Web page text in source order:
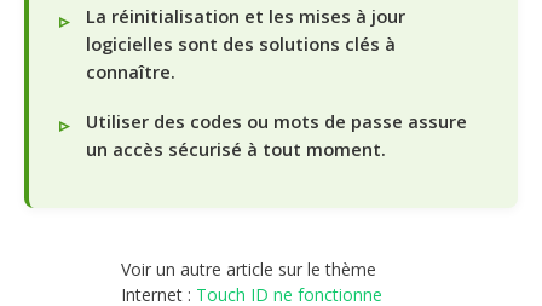
La réinitialisation et les mises à jour
logicielles sont des solutions clés à
connaître.
Utiliser des codes ou mots de passe assure
un accès sécurisé à tout moment.
Voir un autre article sur le thème
Internet : Touch ID ne fonctionne